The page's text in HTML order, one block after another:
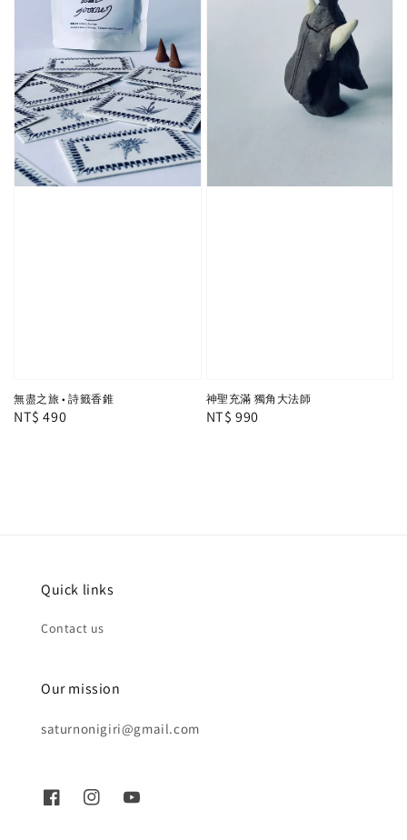
無盡之旅 • 詩籤香錐
Regular
NT$ 490
神聖充滿 獨角大法師
Regular
NT$ 990
Quick links
Contact us
Our mission
saturnonigiri@gmail.com